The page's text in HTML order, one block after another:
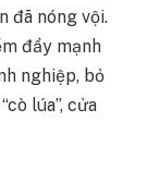
đã nóng vội.
đẩy mạnh
nghiệp, bỏ
lúa”, cửa